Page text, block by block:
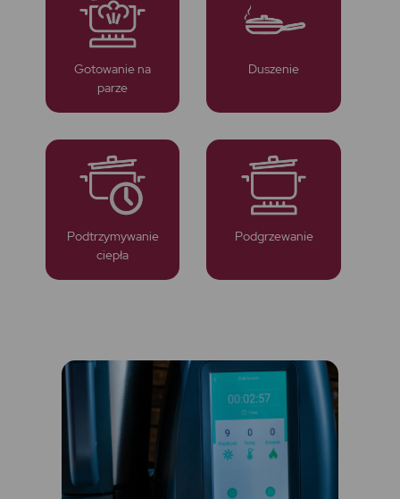
Gotowanie na
parze
Duszenie
Podtrzymywanie
ciepła
Podgrzewanie